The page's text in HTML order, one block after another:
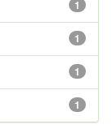
1
1
1
1